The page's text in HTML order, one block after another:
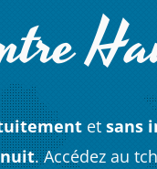
et sans
nuit. Accédez au